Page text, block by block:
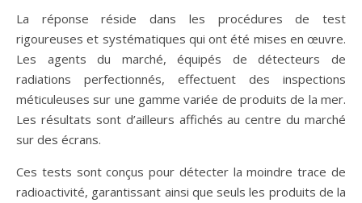
La réponse réside dans les procédures de test
rigoureuses et systématiques qui ont été mises en œuvre.
Les agents du marché, équipés de détecteurs de
radiations perfectionnés, effectuent des inspections
méticuleuses sur une gamme variée de produits de la mer.
Les résultats sont d’ailleurs affichés au centre du marché
sur des écrans.
Ces tests sont conçus pour détecter la moindre trace de
radioactivité, garantissant ainsi que seuls les produits de la